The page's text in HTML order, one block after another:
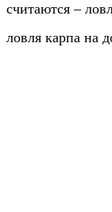
считаются –
ловля карпа на